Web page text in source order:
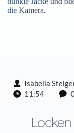
Isabella
11:54